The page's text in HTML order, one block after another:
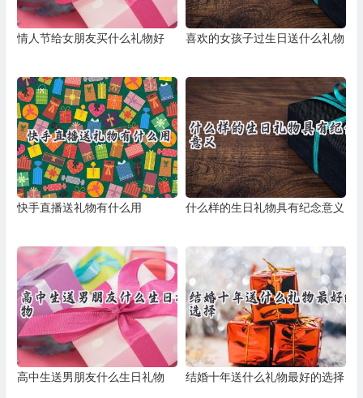
情人节给女朋友买什么礼物好 喜欢的女孩子过生日送什么礼物
快手直播送礼物有什么用 什么样的生日礼物具有纪念意义
高中生送男朋友什么生日礼物 结婚十年送什么礼物最好的选择